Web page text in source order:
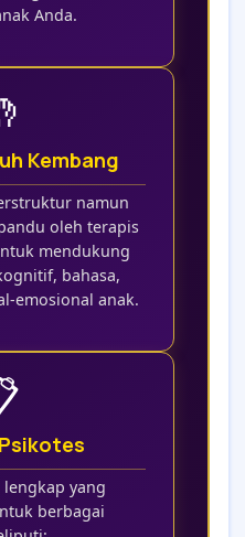
Anda.
Kembang
namun
oleh terapis
mendukung
bahasa,
emosional anak.
lengkap yang
berbagai